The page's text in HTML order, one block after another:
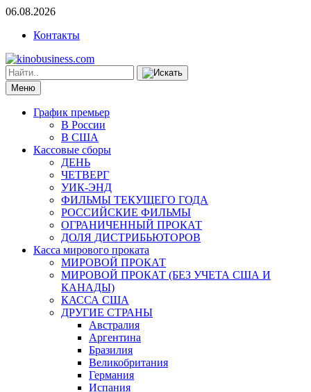
06.08.2026
Контакты
Меню
График премьер
В России
В США
Кассовые сборы
ДЕНЬ
ЧЕТВЕРГ
УИК-ЭНД
ФИЛЬМЫ ТЕКУЩЕГО ГОДА
РОССИЙСКИЕ ФИЛЬМЫ
ОГРАНИЧЕННЫЙ ПРОКАТ
ДОЛЯ ДИСТРИБЬЮТОРОВ
Касса мирового проката
МИРОВОЙ ПРОКАТ
МИРОВОЙ ПРОКАТ (БЕЗ УЧЕТА США И
КАНАДЫ)
КАССА США
ДРУГИЕ СТРАНЫ
Австралия
Аргентина
Бразилия
Великобритания
Германия
Испания